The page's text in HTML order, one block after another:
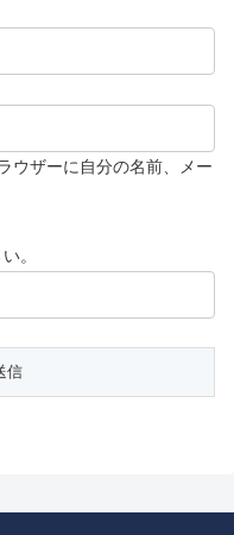
ウザーに自分の名前、メー
。